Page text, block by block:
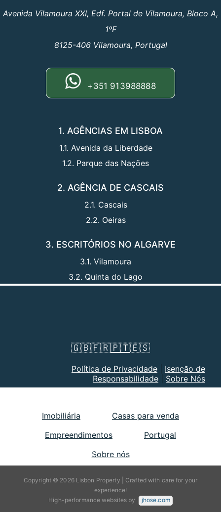
Avenida Vilamoura XXI, Edf. Portal de Vilamoura, Bloco A,
1ºF
8125-406 Vilamoura, Portugal
+351 913988888
1. AGÊNCIAS EM LISBOA
1.1. Avenida da Liberdade
1.2. Parque das Nações
2. AGÊNCIA DE CASCAIS
2.1. Cascais
2.2. Oeiras
3. ESCRITÓRIOS NO ALGARVE
3.1. Vilamoura
3.2. Quinta do Lago
🇬🇧🇫🇷🇵🇹🇪🇸
Política de Privacidade
Isenção de
Responsabilidade
Sobre Nós
Imobiliária
Casas para venda
Empreendimentos
Portugal
Sobre nós
Copyright © 2026 Lisbon Property | Crafted with care for your
experience!
High-performance websites by
jhose.com